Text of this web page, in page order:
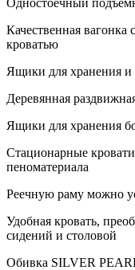
Качественная вагонка
кроватью
Ящики для хранения и
Деревянная
Ящики для хранения
Стационарные
пеноматериала
Реечную раму можно
Удобная кровать,
сидений и столовой
Обивка SILVER